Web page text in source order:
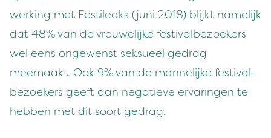
werk­ing met Fes­tileaks (juni 2018) blijkt namelijk
dat 48% van de vrouwelijke fes­ti­val­be­zoek­ers
wel eens ongewenst sek­sueel gedrag
meemaakt. Ook 9% van de man­nelijke fes­ti­val­
be­zoek­ers geeft aan negatieve ervarin­gen te
hebben met dit soort gedrag.